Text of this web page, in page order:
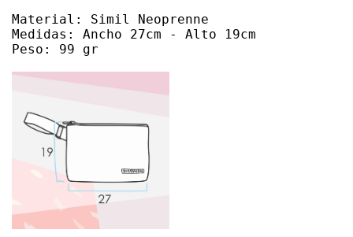
Material: Simil Neoprenne
Medidas: Ancho 27cm - Alto 19cm
Peso: 99 gr